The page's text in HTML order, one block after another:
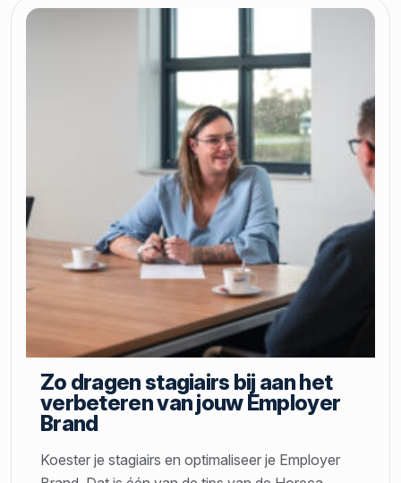
Zo dragen stagiairs bij aan het
verbeteren van jouw Employer
Brand
Koester je stagiairs en optimaliseer je Employer